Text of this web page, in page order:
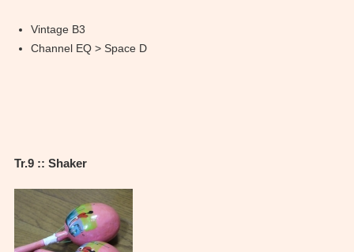
Vintage B3
Channel EQ > Space D
Tr.9 :: Shaker